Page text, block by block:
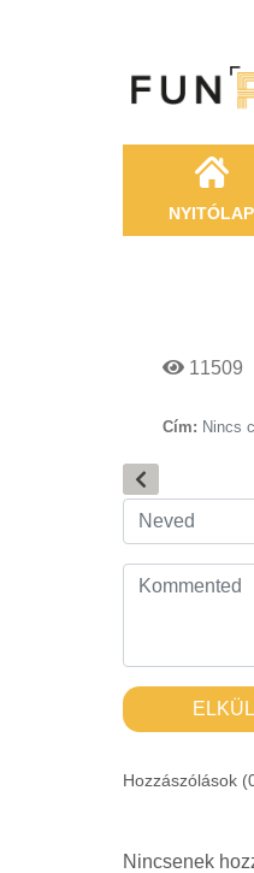
NYITÓLAP
11509
Cím: Nincs
Hozzászólások (
Nincsenek